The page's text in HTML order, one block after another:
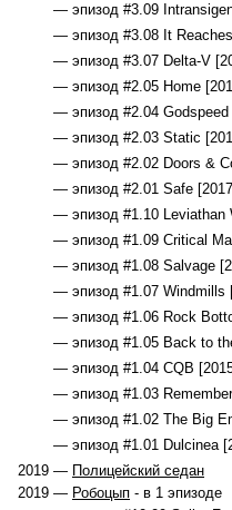
— эпизод #3.09
— эпизод #3.08 It
— эпизод #3.07 Delta-V
— эпизод #2.05 Home
— эпизод #2.04 Godspeed
— эпизод #2.03 Static
— эпизод #2.02 Doors &
— эпизод #2.01 Safe
— эпизод #1.10 Leviathan
— эпизод #1.09 Critical
— эпизод #1.08 Salvage
— эпизод #1.07 Windmills
— эпизод #1.06 Rock
— эпизод #1.05 Back to
— эпизод #1.04 CQB
— эпизод #1.03
— эпизод #1.02 The Big
— эпизод #1.01 Dulcinea
2019 — Полицейский седан
2019 — Робоцып - в 1 эпизоде